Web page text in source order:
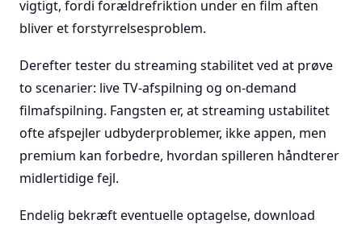
vigtigt, fordi forældrefriktion under en film aften
bliver et forstyrrelsesproblem.
Derefter tester du streaming stabilitet ved at prøve
to scenarier: live TV-afspilning og on-demand
filmafspilning. Fangsten er, at streaming ustabilitet
ofte afspejler udbyderproblemer, ikke appen, men
premium kan forbedre, hvordan spilleren håndterer
midlertidige fejl.
Endelig bekræft eventuelle optagelse, download